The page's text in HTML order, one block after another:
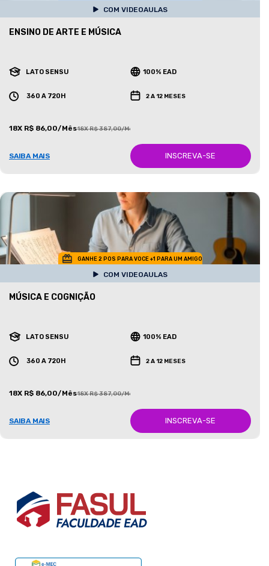
COM VIDEOAULAS
ENSINO DE ARTE E MÚSICA
LATO SENSU 100% EAD
360 A 720H 2 A 12 MESES
18X R$ 86,00/Mês18X R$ 387,00/Mês
SAIBA MAIS INSCREVA-SE
GANHE 2 POS PARA VOCE +1 PARA UM AMIGO
COM VIDEOAULAS
MÚSICA E COGNIÇÃO
LATO SENSU 100% EAD
360 A 720H 2 A 12 MESES
18X R$ 86,00/Mês18X R$ 387,00/Mês
SAIBA MAIS INSCREVA-SE